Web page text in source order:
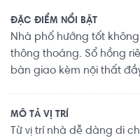
ĐẶC ĐIỂM NỔI BẬT
Nhà phố hướng tốt
thông thoáng. Sổ hồng
bàn giao kèm nội thất
MÔ TẢ VỊ TRÍ
Từ vị trí nhà dễ dàng di